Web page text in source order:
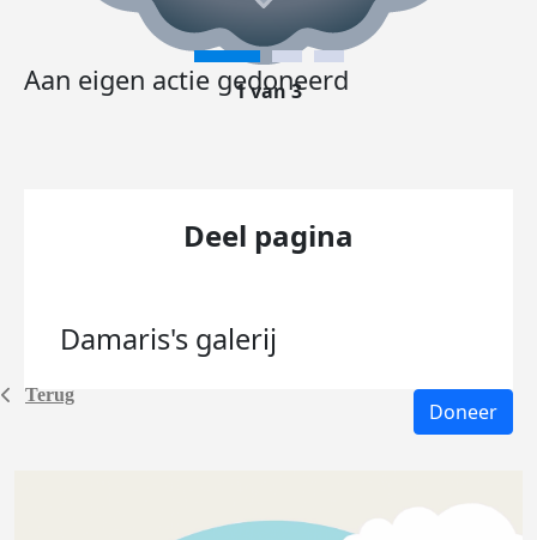
Terug
Aan eigen actie gedoneerd
1 van 3
Deel pagina
Damaris's galerij
Doneer